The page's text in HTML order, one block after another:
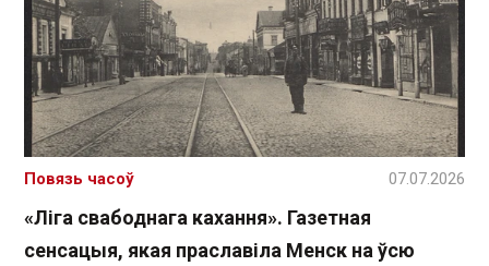
«Ліга свабоднага кахання». Газетная
сенсацыя, якая праславіла Менск на ўсю
Повязь часоў 07.07.2026